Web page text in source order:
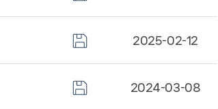
2025-02-12
2024-03-08